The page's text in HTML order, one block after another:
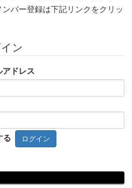
バー登録は下記リンクをクリッ
ン
アドレス
る